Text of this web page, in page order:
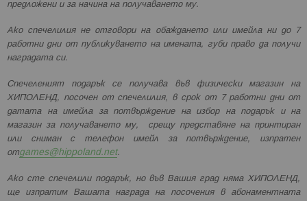
предложени и за начина на получаването му.
Ако спечелилия не отговори на обаждането или имейла ни до 7
работни дни от публикуването на имената, губи право да получи
наградата си.
Спечеленият подарък се получава във физически магазин на
ХИПОЛЕНД, посочен от спечелилия, в срок от 7 работни дни от
датата на имейла за потвърждение на избор на подарък и на
магазин за получаването му, срещу представяне на принтиран
или сниман с телефон имейл за потвърждение, изпратен
отgames@hippoland.net.
Ако сте спечелили подарък, но във Вашия град няма ХИПОЛЕНД,
ще изпратим Вашата награда на посочения в абонаментната